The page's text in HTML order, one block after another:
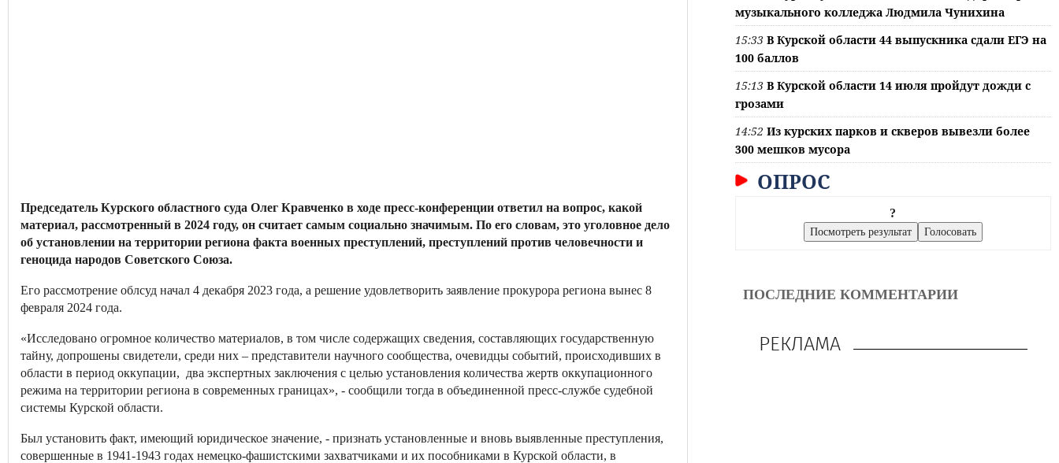
Председатель Курского областного суда Олег Кравченко в ходе пресс-конференции ответил на вопрос, какой
материал, рассмотренный в 2024 году, он считает самым социально значимым. По его словам, это уголовное дело
об установлении на территории региона факта военных преступлений, преступлений против человечности и
геноцида народов Советского Союза.
Его рассмотрение облсуд начал 4 декабря 2023 года, а решение удовлетворить заявление прокурора региона вынес 8
февраля 2024 года.
«Исследовано огромное количество материалов, в том числе содержащих сведения, составляющих государственную
тайну, допрошены свидетели, среди них – представители научного сообщества, очевидцы событий, происходивших в
области в период оккупации, два экспертных заключения с целью установления количества жертв оккупационного
режима на территории региона в современных границах», - сообщили тогда в объединенной пресс-службе судебной
системы Курской области.
Был установить факт, имеющий юридическое значение, - признать установленные и вновь выявленные преступления,
совершенные в 1941-1943 годах немецко-фашистскими захватчиками и их пособниками в Курской области, в
музыкального колледжа Людмила Чунихина
15:33 В Курской области 44 выпускника сдали ЕГЭ на
100 баллов
15:13 В Курской области 14 июля пройдут дожди с
грозами
14:52 Из курских парков и скверов вывезли более
300 мешков мусора
ОПРОС
?
ПОСЛЕДНИЕ КОММЕНТАРИИ
РЕКЛАМА